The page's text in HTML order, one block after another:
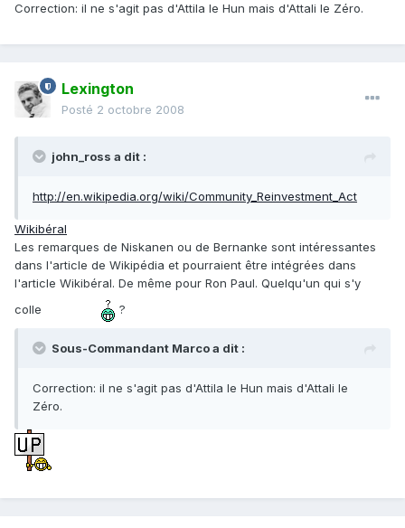
Correction: il ne s'agit pas d'Attila le Hun mais d'Attali le Zéro.
Lexington
Posté 2 octobre 2008
john_ross a dit :
http://en.wikipedia.org/wiki/Community_Reinvestment_Act
Wikibéral
Les remarques de Niskanen ou de Bernanke sont intéressantes
dans l'article de Wikipédia et pourraient être intégrées dans
l'article Wikibéral. De même pour Ron Paul. Quelqu'un qui s'y
colle
?
Sous-Commandant Marco a dit :
Correction: il ne s'agit pas d'Attila le Hun mais d'Attali le
Zéro.